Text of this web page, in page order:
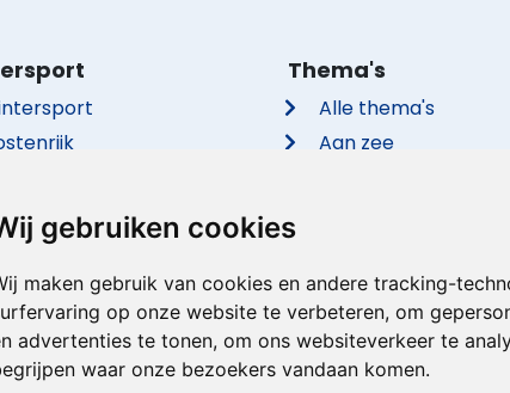
gebruiken cookies
maken gebruik van cookies en andere tracking-
op onze website te verbeteren, om
advertenties te tonen, om ons websiteverkeer te
waar onze bezoekers vandaan komen.
Thema's
Alle thema's
Aan zee
Met privé zwembad
Met sauna